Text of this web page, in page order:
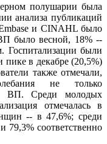
полушарии была
анализа публикаций
и CINAHL было
было весной, 18% --
Госпитализации были
в декабре (20,5%)
также отмечали,
не только
ВП. Среди молодых
отмечалась в
-- в 47,6%; среди
79,3% соответственно